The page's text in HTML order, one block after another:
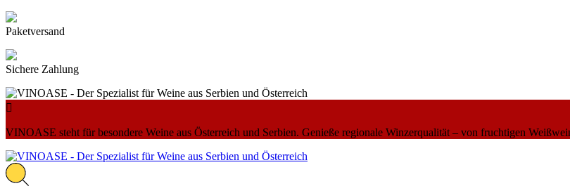
Paketversand
Sichere Zahlung

VINOASE steht für besondere Weine aus Österreich und Serbien. Genieße regionale Winzerqualität – von fruchtigen